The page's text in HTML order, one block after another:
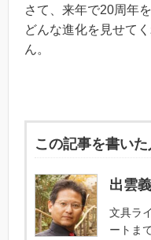
さて、来年で20周年
どんな進化を見せて
ん。
この記事を書いた
出雲
文具ラ
ートま